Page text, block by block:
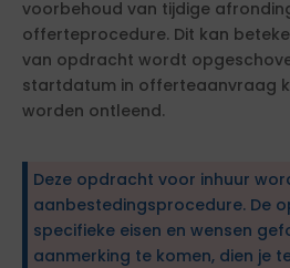
voorbehoud van tijdige
offerteprocedure. Dit kan
van opdracht wordt
startdatum in offerteaanvraag
worden ontleend.
Deze opdracht voor inhuur
aanbestedingsprocedure. De
specifieke eisen en wensen
aanmerking te komen, dien je